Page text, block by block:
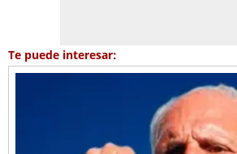
Te puede interesar: